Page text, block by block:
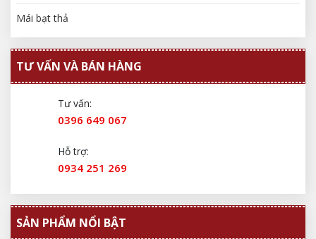
Mái bạt thả
TƯ VẤN VÀ BÁN HÀNG
Tư vấn:
0396 649 067
Hỗ trợ:
0934 251 269
SẢN PHẨM NỔI BẬT